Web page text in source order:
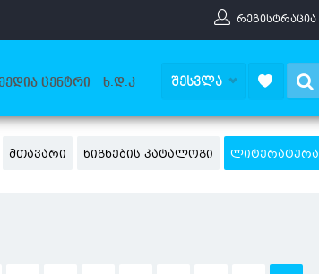
ᲠᲔᲒᲘᲡᲢᲠᲐᲪᲘᲐ
ᲪᲔᲜᲢᲠᲘ Ხ.Დ.Კ ᲨᲔᲡᲕᲚᲐ
ᲛᲗᲐᲕᲐᲠᲘ ᲬᲘᲒᲜᲔᲑᲘᲡ ᲙᲐᲢᲐᲚᲝᲒᲘ ᲚᲘᲢᲔᲠᲐᲢᲣᲠᲐ